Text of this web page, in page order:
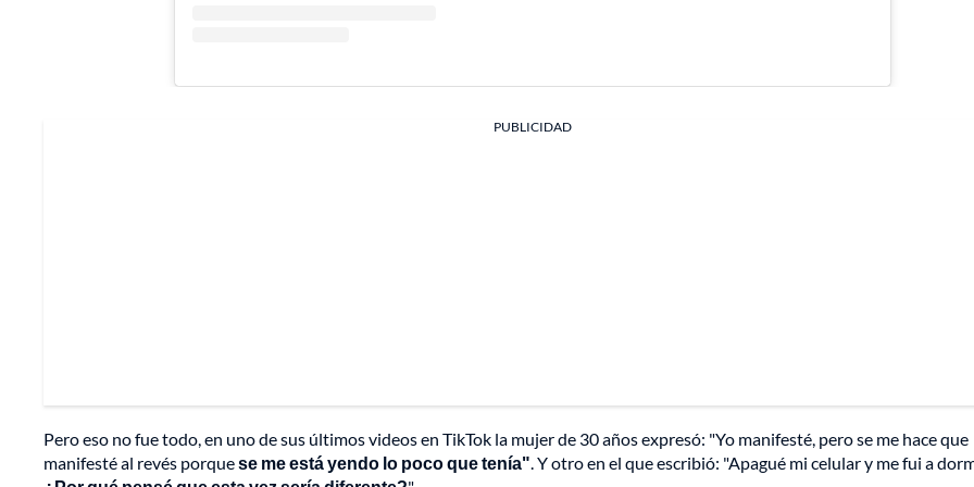
PUBLICIDAD
Pero eso no fue todo, en uno de sus últimos videos en TikTok la mujer de 30 años expresó: "Yo manifesté, pero se me hace que
manifesté al revés porquese me está yendo lo poco que tenía". Y otro en el que escribió: "Apagué mi celular y me fui a